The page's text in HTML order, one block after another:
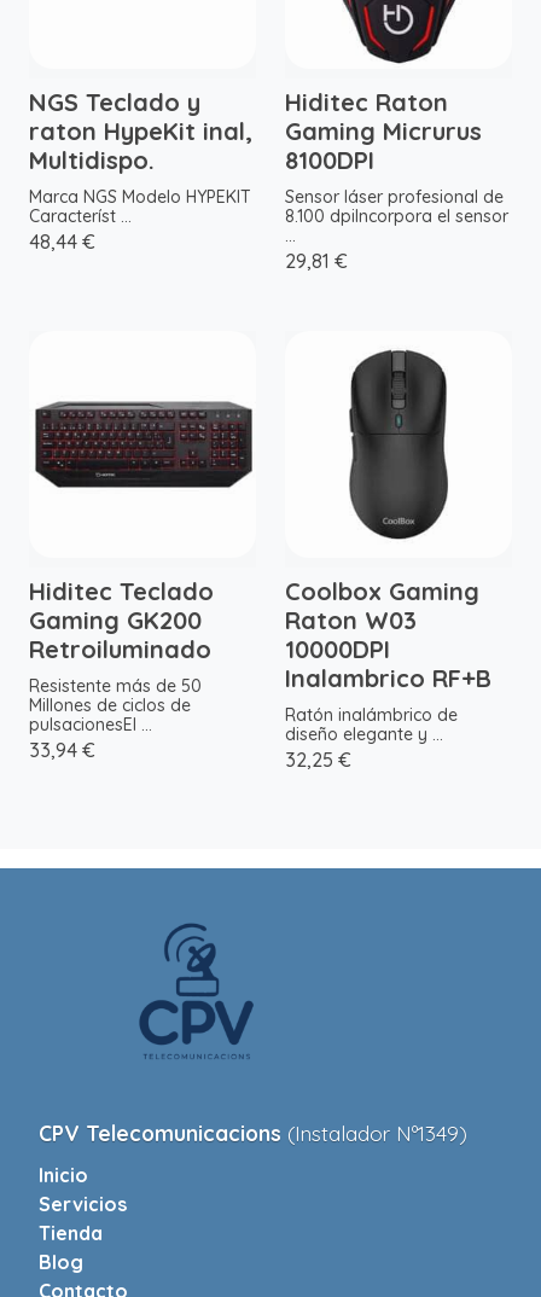
NGS Teclado y
raton HypeKit inal,
Multidispo.
Marca NGS Modelo HYPEKIT
Característ ...
48,44 €
Hiditec Raton
Gaming Micrurus
8100DPI
Sensor láser profesional de
8.100 dpiIncorpora el sensor
...
29,81 €
Hiditec Teclado
Gaming GK200
Retroiluminado
Resistente más de 50
Millones de ciclos de
pulsacionesEl ...
33,94 €
Coolbox Gaming
Raton W03
10000DPI
Inalambrico RF+B
Ratón inalámbrico de
diseño elegante y ...
32,25 €
CPV Telecomunicacions (Instalador Nº1349)
Inicio
Servicios
Tienda
Blog
Contacto